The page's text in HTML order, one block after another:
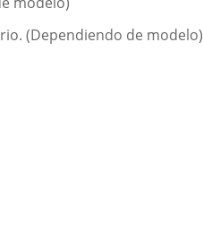
(Dependiendo de modelo)